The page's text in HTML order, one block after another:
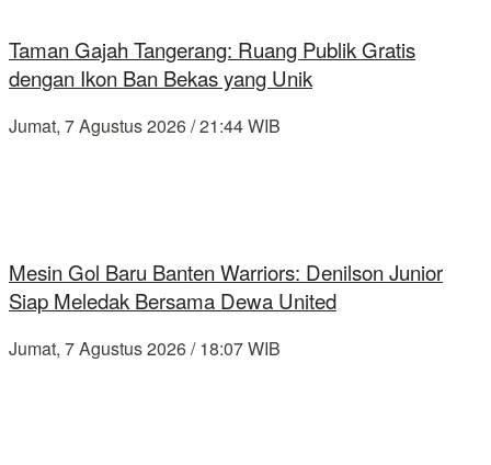
Taman Gajah Tangerang: Ruang Publik Gratis
dengan Ikon Ban Bekas yang Unik
Jumat, 7 Agustus 2026 / 21:44 WIB
Mesin Gol Baru Banten Warriors: Denilson Junior
Siap Meledak Bersama Dewa United
Jumat, 7 Agustus 2026 / 18:07 WIB